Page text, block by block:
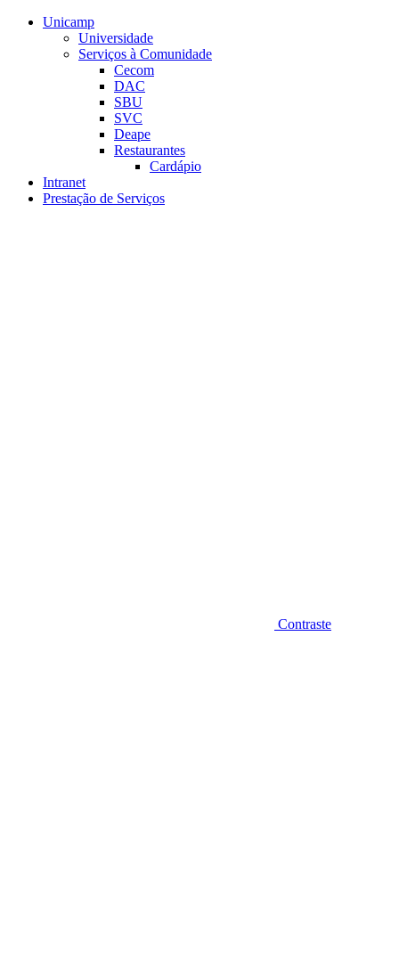
Conteúdo principal
Unicamp
Universidade
Serviços à Comunidade
Cecom
DAC
SBU
SVC
Deape
Restaurantes
Cardápio
Intranet
Prestação de Serviços
Contraste